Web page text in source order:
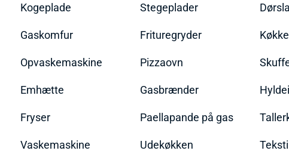
Kogeplade
Gaskomfur
Opvaskemaskine
Emhætte
Fryser
Vaskemaskine
Stegeplader
Frituregryder
Pizzaovn
Gasbrænder
Paellapande på gas
Udekøkken